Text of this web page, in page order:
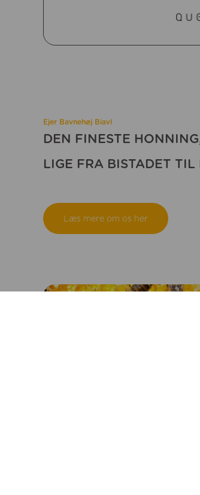
Ejer Bavnehøj Biavl
DEN FINESTE
LIGE FRA BISTADET TIL
Læs mere om os her